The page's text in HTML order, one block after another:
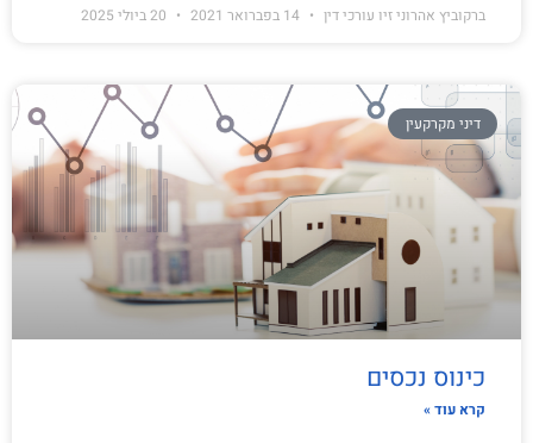
ברקוביץ אהרוני זיו עורכי דין
דיני מקרקעין
כינוס נכסים
קרא עוד »